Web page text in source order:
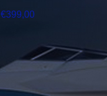
€399,00